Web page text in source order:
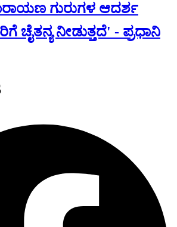
ಗುರುಗಳ ಆದರ್ಶ
ಚೈತನ್ಯ ನೀಡುತ್ತದೆ' - ಪ್ರಧಾನಿ